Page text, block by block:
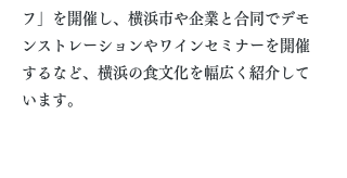
フ」を開催し、横浜市や企業と合同でデモ
ンストレーションやワインセミナーを開催
するなど、横浜の食文化を幅広く紹介して
います。